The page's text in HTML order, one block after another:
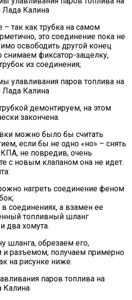
– так как трубка на самом
это соединение пока не
освободить другой конец
снимаем фиксатор-защелку,
из соединения;
демонтируем, на этом
закончена.
можно было бы считать
если бы не одно «но» – снять
не повредив, очень
с новым клапаном она не идет.
нагреть соединение феном
в соединениях, а взамен ее
топливный шланг
два хомута.
шланга, обрезаем его,
и разъемом, получаем примерно
на рисунке ниже.